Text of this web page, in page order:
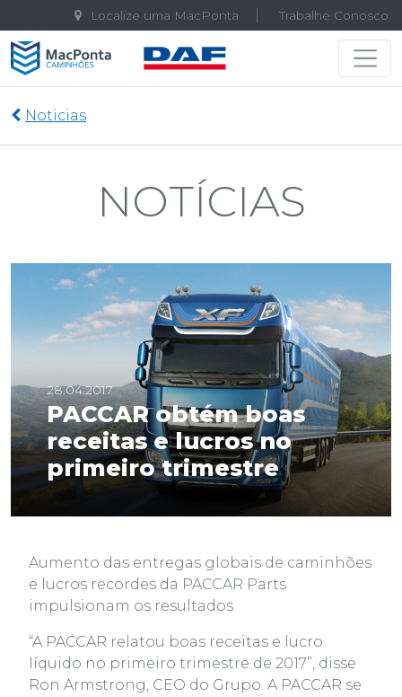
Localize uma MacPonta Trabalhe Conosco
Navegação principal
Noticias
NOTÍCIAS
28.04.2017
PACCAR obtém boas
receitas e lucros no
primeiro trimestre
Aumento das entregas globais de caminhões
e lucros recordes da PACCAR Parts
impulsionam os resultados
“A PACCAR relatou boas receitas e lucro
líquido no primeiro trimestre de 2017”, disse
Ron Armstrong, CEO do Grupo. A PACCAR se